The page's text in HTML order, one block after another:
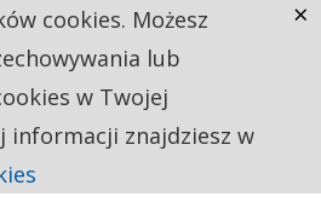
cookies. Możesz
lub
w Twojej
informacji znajdziesz w
×